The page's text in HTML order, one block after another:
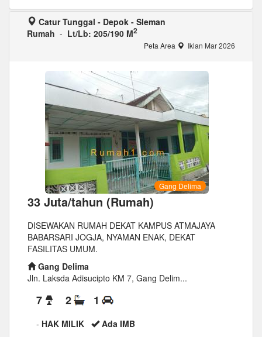
Catur Tunggal - Depok - Sleman
Rumah - Lt/Lb: 205/190 M2
Peta Area Iklan Mar 2026
Gang Delima
33 Juta/tahun (Rumah)
DISEWAKAN RUMAH DEKAT KAMPUS ATMAJAYA
BABARSARI JOGJA, NYAMAN ENAK, DEKAT
FASILITAS UMUM.
Gang Delima
Jln. Laksda Adisucipto KM 7, Gang Delim...
7 2 1
- HAK MILIK
Ada IMB